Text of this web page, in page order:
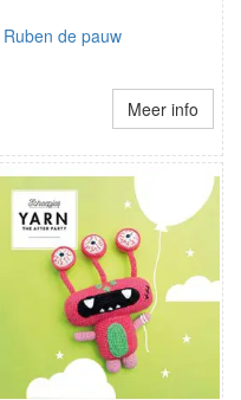
Ruben de pauw
Meer info